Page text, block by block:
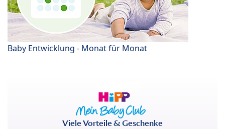
Baby Entwicklung - Monat für Monat
Viele Vorteile & Geschenke